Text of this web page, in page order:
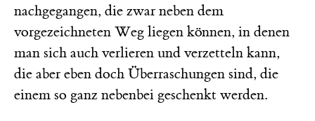
nachgegangen, die zwar neben dem
vorgezeichneten Weg liegen können, in denen
man sich auch verlieren und verzetteln kann,
die aber eben doch Überraschungen sind, die
einem so ganz nebenbei geschenkt werden.